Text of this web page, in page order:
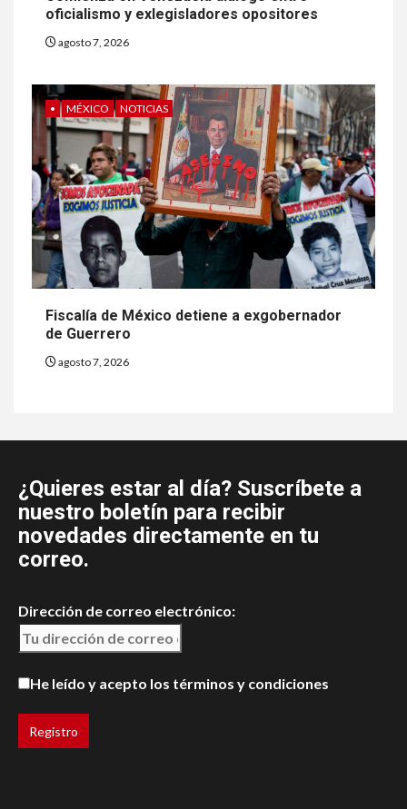
oficialismo y exlegisladores opositores
agosto 7, 2026
• MÉXICO NOTICIAS
Fiscalía de México detiene a exgobernador
de Guerrero
agosto 7, 2026
¿Quieres estar al día? Suscríbete a
nuestro boletín para recibir
novedades directamente en tu
correo.
Dirección de correo electrónico:
He leído y acepto los términos y condiciones